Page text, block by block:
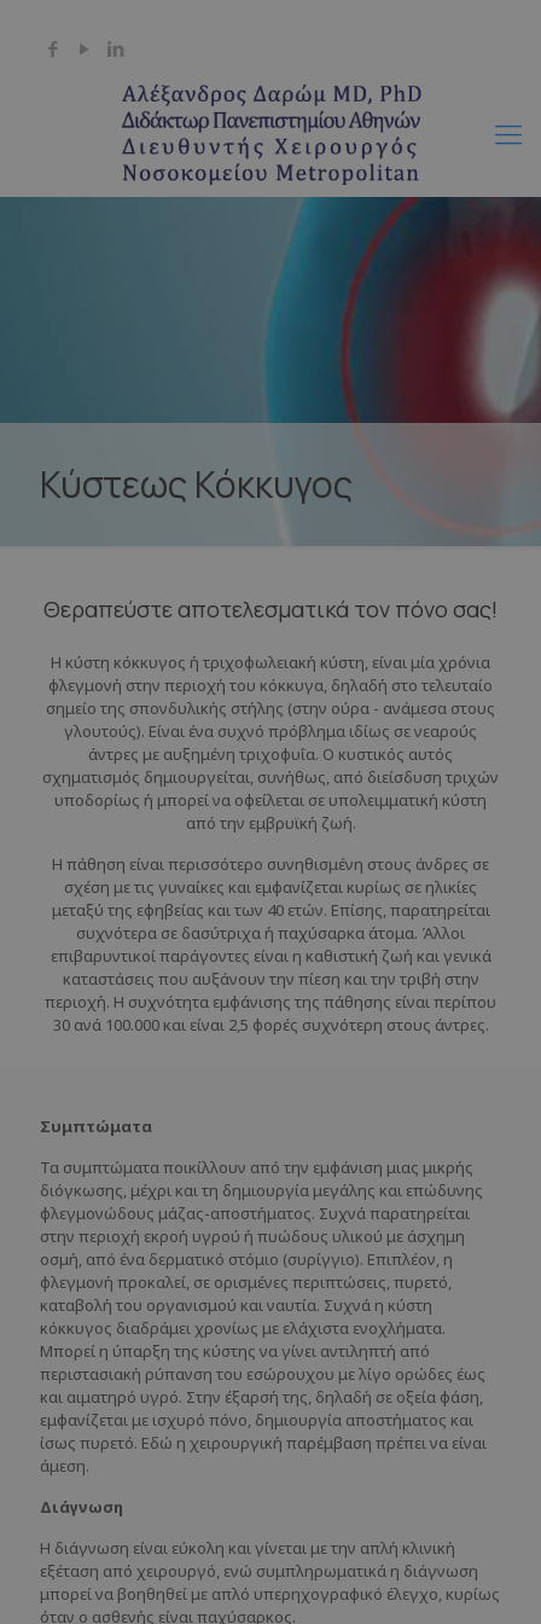
Κύστεως Κόκκυγος
Θεραπεύστε αποτελεσματικά τον πόνο σας!
Η κύστη κόκκυγος ή τριχοφωλειακή κύστη, είναι μία χρόνια
φλεγμονή στην περιοχή του κόκκυγα, δηλαδή στο τελευταίο
σημείο της σπονδυλικής στήλης (στην ούρα - ανάμεσα στους
γλουτούς). Είναι ένα συχνό πρόβλημα ιδίως σε νεαρούς
άντρες με αυξημένη τριχοφυΐα. Ο κυστικός αυτός
σχηματισμός δημιουργείται, συνήθως, από διείσδυση τριχών
υποδορίως ή μπορεί να οφείλεται σε υπολειμματική κύστη
από την εμβρυϊκή ζωή.
Η πάθηση είναι περισσότερο συνηθισμένη στους άνδρες σε
σχέση με τις γυναίκες και εμφανίζεται κυρίως σε ηλικίες
μεταξύ της εφηβείας και των 40 ετών. Επίσης, παρατηρείται
συχνότερα σε δασύτριχα ή παχύσαρκα άτομα. Άλλοι
επιβαρυντικοί παράγοντες είναι η καθιστική ζωή και γενικά
καταστάσεις που αυξάνουν την πίεση και την τριβή στην
περιοχή. Η συχνότητα εμφάνισης της πάθησης είναι περίπου
30 ανά 100.000 και είναι 2,5 φορές συχνότερη στους άντρες.
Συμπτώματα
Τα συμπτώματα ποικίλλουν από την εμφάνιση μιας μικρής
διόγκωσης, μέχρι και τη δημιουργία μεγάλης και επώδυνης
φλεγμονώδους μάζας-αποστήματος. Συχνά παρατηρείται
στην περιοχή εκροή υγρού ή πυώδους υλικού με άσχημη
οσμή, από ένα δερματικό στόμιο (συρίγγιο). Επιπλέον, η
φλεγμονή προκαλεί, σε ορισμένες περιπτώσεις, πυρετό,
καταβολή του οργανισμού και ναυτία. Συχνά η κύστη
κόκκυγος διαδράμει χρονίως με ελάχιστα ενοχλήματα.
Μπορεί η ύπαρξη της κύστης να γίνει αντιληπτή από
περιστασιακή ρύπανση του εσώρουχου με λίγο ορώδες έως
και αιματηρό υγρό. Στην έξαρσή της, δηλαδή σε οξεία φάση,
εμφανίζεται με ισχυρό πόνο, δημιουργία αποστήματος και
ίσως πυρετό. Εδώ η χειρουργική παρέμβαση πρέπει να είναι
άμεση.
Διάγνωση
Η διάγνωση είναι εύκολη και γίνεται με την απλή κλινική
εξέταση από χειρουργό, ενώ συμπληρωματικά η διάγνωση
μπορεί να βοηθηθεί με απλό υπερηχογραφικό έλεγχο, κυρίως
όταν ο ασθενής είναι παχύσαρκος.